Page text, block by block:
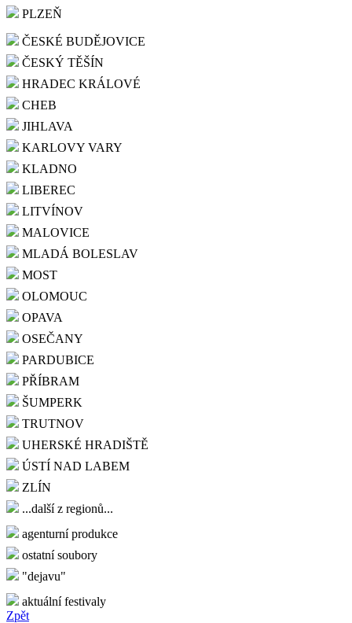
PLZEŇ
ČESKÉ BUDĚJOVICE
ČESKÝ TĚŠÍN
HRADEC KRÁLOVÉ
CHEB
JIHLAVA
KARLOVY VARY
KLADNO
LIBEREC
LITVÍNOV
MALOVICE
MLADÁ BOLESLAV
MOST
OLOMOUC
OPAVA
OSEČANY
PARDUBICE
PŘÍBRAM
ŠUMPERK
TRUTNOV
UHERSKÉ HRADIŠTĚ
ÚSTÍ NAD LABEM
ZLÍN
...další z regionů...
agenturní produkce
ostatní soubory
"dejavu"
aktuální festivaly
Zpět